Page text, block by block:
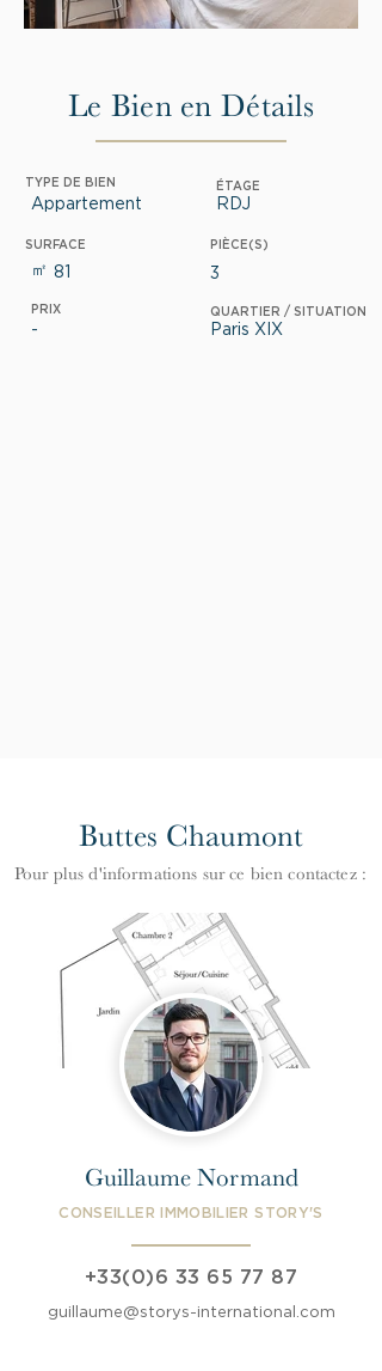
Le Bien en Détails
TYPE DE BIEN
Appartement
ÉTAGE
RDJ
SURFACE
㎡ 81
PIÈCE(S)
3
PRIX QUARTIER / SITUATION
- Paris XIX
Buttes Chaumont
Pour plus d'informations sur ce bien contactez :
Guillaume Normand
CONSEILLER IMMOBILIER STORY'S
+33(0)6 33 65 77 87
guillaume@storys-international.com